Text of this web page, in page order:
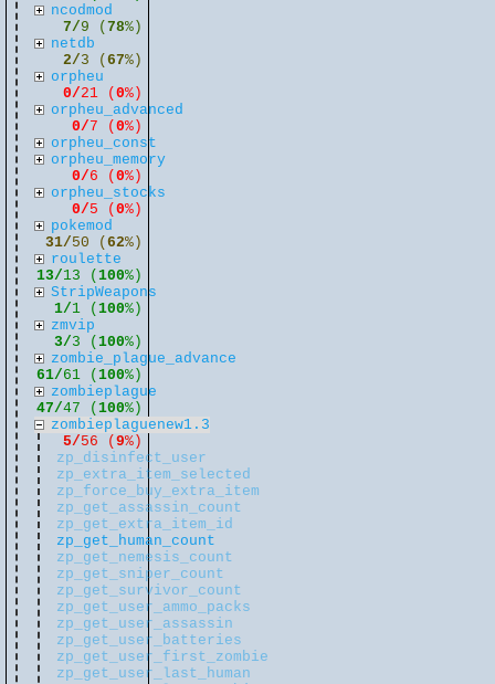
ncodmod
7/9 (78%)
netdb
2/3 (67%)
orpheu
0/21 (0%)
orpheu_advanced
0/7 (0%)
orpheu_const
orpheu_memory
0/6 (0%)
orpheu_stocks
0/5 (0%)
pokemod
31/50 (62%)
roulette
13/13 (100%)
StripWeapons
1/1 (100%)
zmvip
3/3 (100%)
zombie_plague_advance
61/61 (100%)
zombieplague
47/47 (100%)
zombieplaguenew1.3
5/56 (9%)
zp_disinfect_user
zp_extra_item_selected
zp_force_buy_extra_item
zp_get_assassin_count
zp_get_extra_item_id
zp_get_human_count
zp_get_nemesis_count
zp_get_sniper_count
zp_get_survivor_count
zp_get_user_ammo_packs
zp_get_user_assassin
zp_get_user_batteries
zp_get_user_first_zombie
zp_get_user_last_human